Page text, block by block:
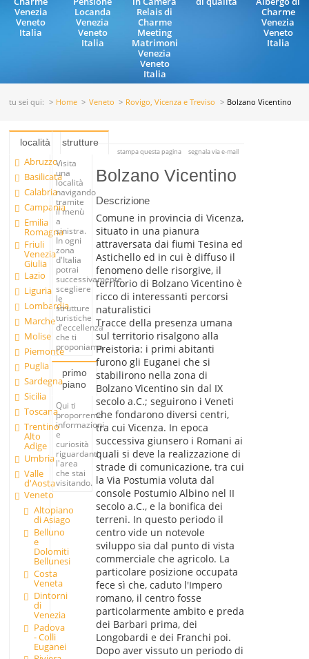
Venezia
Veneto
Italia
Locanda
Venezia
Veneto
Italia
Relais di
Charme
Meeting
Matrimoni
Venezia
Veneto
Italia
Charme
Venezia
Veneto
Italia
tu sei qui: Home Veneto Rovigo, Vicenza e Treviso Bolzano Vicentino
località
Abruzzo
Basilicata
Calabria
Campania
Emilia
Romagna
Friuli
Venezia
Giulia
Lazio
Liguria
Lombardia
Marche
Molise
Piemonte
Puglia
Sardegna
Sicilia
Toscana
Trentino
Alto
Adige
Umbria
Valle
d'Aosta
Veneto
Altopiano
di Asiago
Belluno
e
Dolomiti
Bellunesi
Costa
Veneta
Dintorni
di
Venezia
Padova
- Colli
Euganei
strutture
Visita
una
località
navigando
tramite
il menù
a
sinistra.
In ogni
zona
d'Italia
potrai
successivamente
scegliere
le
strutture
turistiche
d'eccellenza
che ti
proponiamo.
primo
piano
Qui ti
proporremo
informazioni
e
curiosità
riguardanti
l'area
che stai
visitando.
stampa questa pagina segnala via e-mail
Bolzano Vicentino
Descrizione
Comune in provincia di Vicenza,
situato in una pianura
attraversata dai fiumi Tesina ed
Astichello ed in cui è diffuso il
fenomeno delle risorgive, il
territorio di Bolzano Vicentino è
ricco di interessanti percorsi
naturalistici
Tracce della presenza umana
sul territorio risalgono alla
Preistoria: i primi abitanti
furono gli Euganei che si
stabilirono nella zona di
Bolzano Vicentino sin dal IX
secolo a.C.; seguirono i Veneti
che fondarono diversi centri,
tra cui Vicenza. In epoca
successiva giunsero i Romani ai
quali si deve la realizzazione di
strade di comunicazione, tra cui
la Via Postumia voluta dal
console Postumio Albino nel II
secolo a.C., e la bonifica dei
terreni. In questo periodo il
centro vide un notevole
sviluppo sia dal punto di vista
commerciale che agricolo. La
particolare posizione occupata
fece sì che, caduto l'Impero
romano, il centro fosse
particolarmente ambito e preda
dei Barbari prima, dei
Longobardi e dei Franchi poi.
Dopo aver vissuto un periodo di